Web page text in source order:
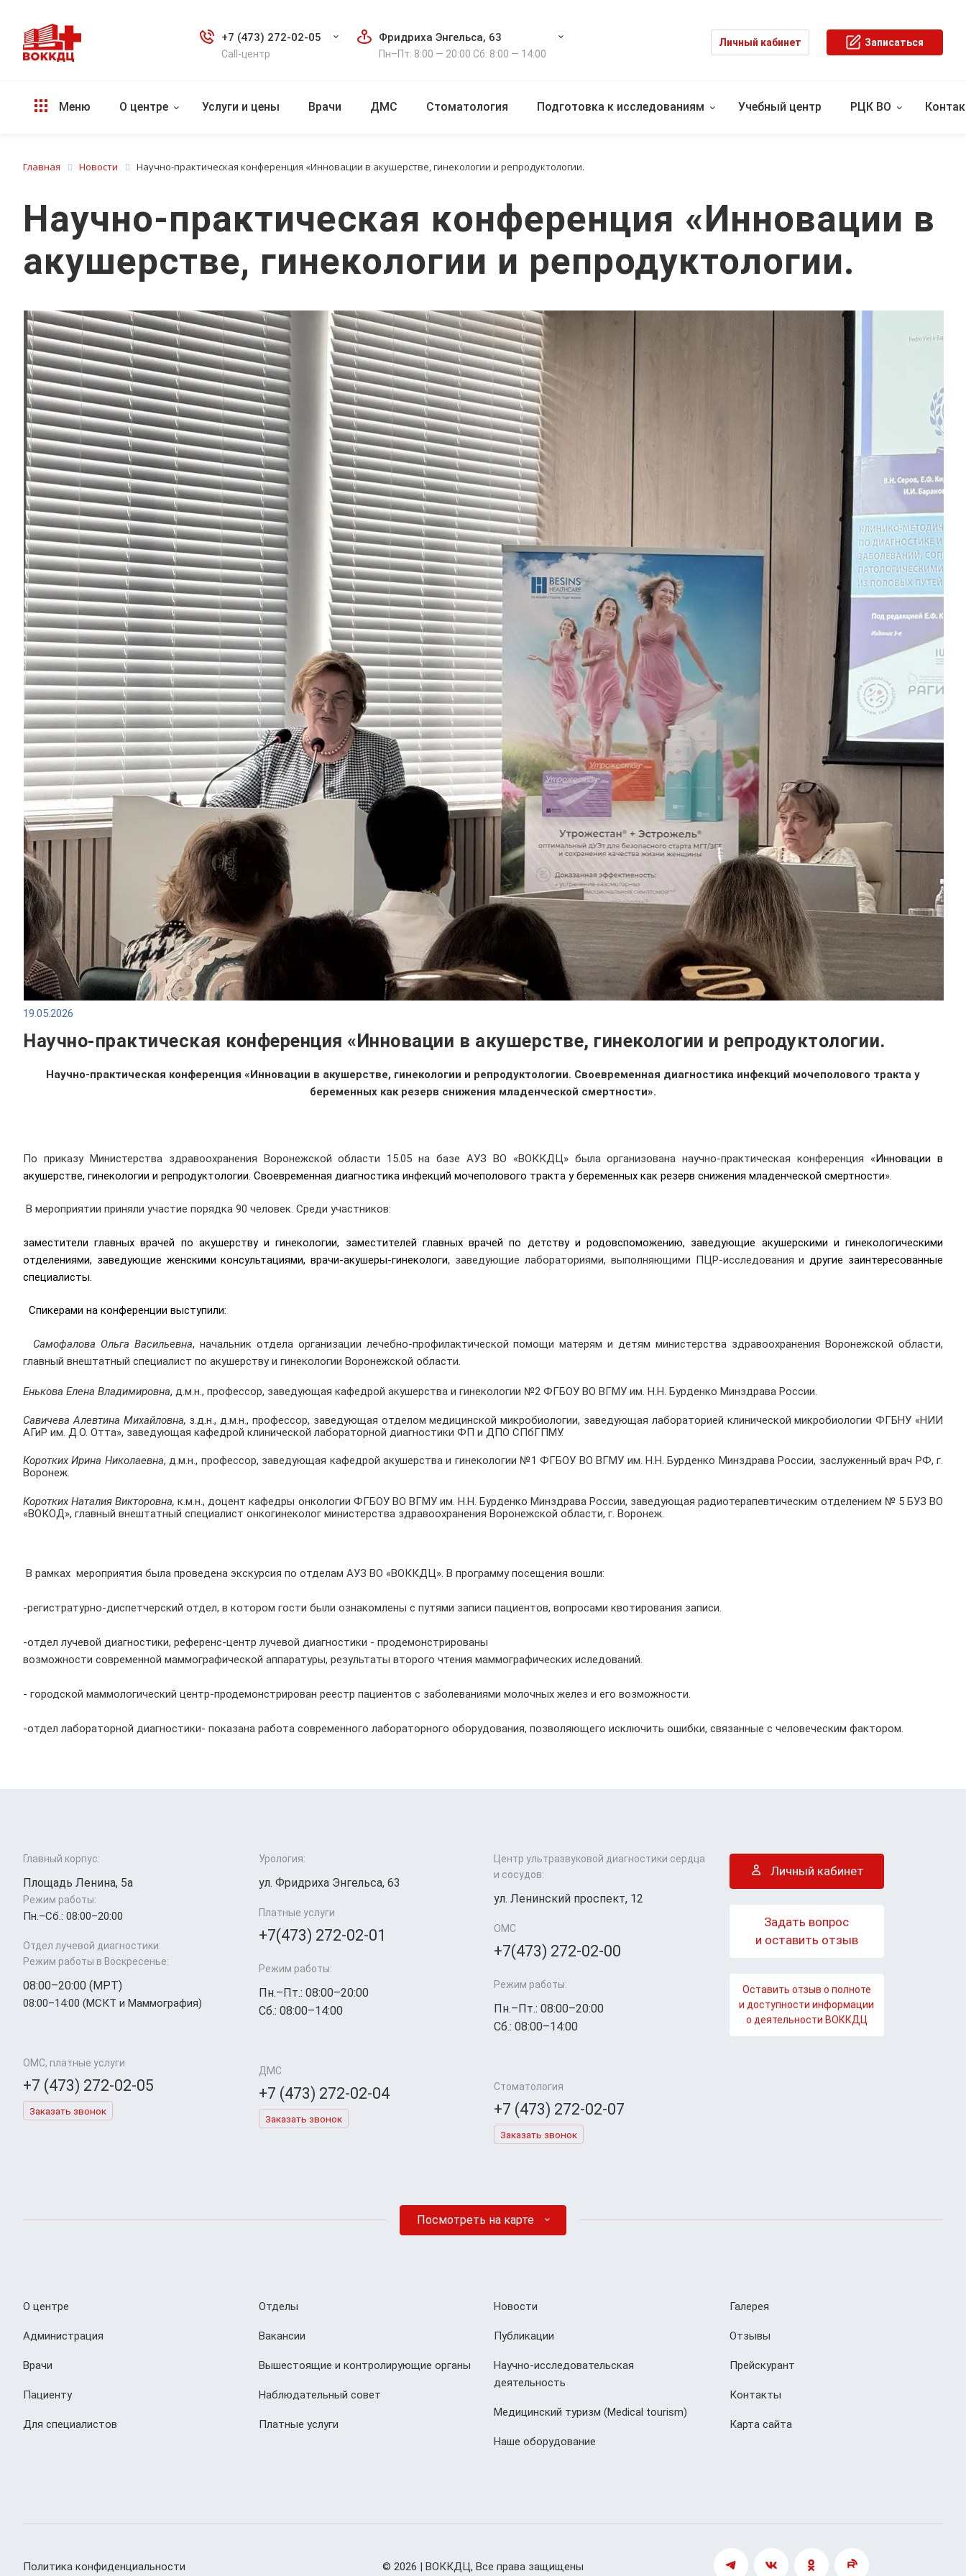
+7 (473) 272-02-05
Call-центр
Фридриха Энгельса, 63
Пн–Пт: 8:00 — 20:00 Сб: 8:00 — 14:00
Личный кабинет Записаться
Меню О центре Услуги и цены Врачи ДМС Стоматология Подготовка к исследованиям Учебный центр РЦК ВО
Главная Новости Научно-практическая конференция «Инновации в акушерстве, гинекологии и репродуктологии.
Научно-практическая конференция «Инновации в
акушерстве, гинекологии и репродуктологии.
19.05.2026
Научно-практическая конференция «Инновации в акушерстве, гинекологии и репродуктологии.
Научно-практическая конференция «Инновации в акушерстве, гинекологии и репродуктологии. Своевременная диагностика инфекций мочеполового тракта у
беременных как резерв снижения младенческой смертности».
По приказу Министерства здравоохранения Воронежской области 15.05 на базе АУЗ ВО «ВОККДЦ» была организована научно-практическая конференция «Инновации в
акушерстве, гинекологии и репродуктологии. Своевременная диагностика инфекций мочеполового тракта у беременных как резерв снижения младенческой смертности».
В мероприятии приняли участие порядка 90 человек. Среди участников:
заместители главных врачей по акушерству и гинекологии, заместителей главных врачей по детству и родовспоможению, заведующие акушерскими и гинекологическими
отделениями, заведующие женскими консультациями, врачи-акушеры-гинекологи, заведующие лабораториями, выполняющими ПЦР-исследования и другие заинтересованные
специалисты.
Спикерами на конференции выступили:
Самофалова Ольга Васильевна, начальник отдела организации лечебно-профилактической помощи матерям и детям министерства здравоохранения Воронежской области,
главный внештатный специалист по акушерству и гинекологии Воронежской области.
Енькова Елена Владимировна, д.м.н., профессор, заведующая кафедрой акушерства и гинекологии №2 ФГБОУ ВО ВГМУ им. Н.Н. Бурденко Минздрава России.
Савичева Алевтина Михайловна, з.д.н., д.м.н., профессор, заведующая отделом медицинской микробиологии, заведующая лабораторией клинической микробиологии ФГБНУ «НИИ
АГиР им. Д.О. Отта», заведующая кафедрой клинической лабораторной диагностики ФП и ДПО СПбГПМУ.
Коротких Ирина Николаевна,д.м.н., профессор, заведующая кафедрой акушерства и гинекологии №1 ФГБОУ ВО ВГМУ им. Н.Н. Бурденко Минздрава России, заслуженный врач РФ, г.
Воронеж.
Коротких Наталия Викторовна, к.м.н., доцент кафедры онкологии ФГБОУ ВО ВГМУ им. Н.Н. Бурденко Минздрава России, заведующая радиотерапевтическим отделением № 5 БУЗ ВО
«ВОКОД», главный внештатный специалист онкогинеколог министерства здравоохранения Воронежской области, г. Воронеж.
В рамках мероприятия была проведена экскурсия по отделам АУЗ ВО «ВОККДЦ». В программу посещения вошли:
-регистратурно-диспетчерский отдел, в котором гости были ознакомлены с путями записи пациентов, вопросами квотирования записи.
-отдел лучевой диагностики, референс-центр лучевой диагностики - продемонстрированы
возможности современной маммографической аппаратуры, результаты второго чтения маммографических иследований.
- городской маммологический центр-продемонстрирован реестр пациентов с заболеваниями молочных желез и его возможности.
-отдел лабораторной диагностики- показана работа современного лабораторного оборудования, позволяющего исключить ошибки, связанные с человеческим фактором.
Главный корпус:
Площадь Ленина, 5а
Режим работы:
Пн.–Cб.: 08:00–20:00
Отдел лучевой диагностики:
Режим работы в Воскресенье:
08:00–20:00 (МРТ)
08:00–14:00 (МСКТ и Маммография)
ОМС, платные услуги
+7 (473) 272-02-05
Заказать звонок
Урология:
ул. Фридриха Энгельса, 63
Платные услуги
+7(473) 272-02-01
Режим работы:
Пн.–Пт.: 08:00–20:00
Сб.: 08:00–14:00
ДМС
+7 (473) 272-02-04
Заказать звонок
Центр ультразвуковой диагностики сердца
и сосудов:
ул. Ленинский проспект, 12
ОМС
+7(473) 272-02-00
Режим работы:
Пн.–Пт.: 08:00–20:00
Сб.: 08:00–14:00
Стоматология
+7 (473) 272-02-07
Заказать звонок
Личный кабинет
Задать вопрос
и оставить отзыв
Оставить отзыв о полноте
и доступности информации
о деятельности ВОККДЦ
Посмотреть на карте
О центре
Администрация
Врачи
Пациенту
Для специалистов
Отделы
Вакансии
Вышестоящие и контролирующие органы
Наблюдательный совет
Платные услуги
Новости
Публикации
Научно-исследовательская
деятельность
Медицинский туризм (Мedical tourism)
Наше оборудование
Галерея
Отзывы
Прейскурант
Контакты
Карта сайта
Политика конфиденциальности © 2026 | ВОККДЦ, Все права защищены